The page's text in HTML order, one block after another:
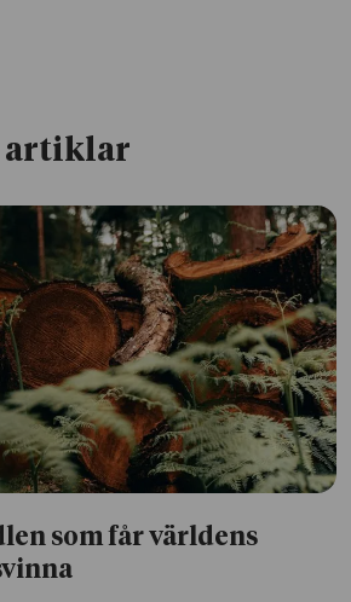
artiklar
som får världens